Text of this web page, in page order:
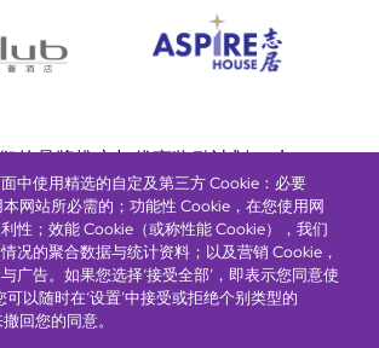
的品牌推广与优惠奖励计划e-shop
管理层简介
先一步，掌握最新资讯！
中使用精选的自定及第三方 Cookie：必要
网站所必需的；功能性 Cookie，在您使用网
性；效能 Cookie（或称性能 Cookie），我们
况的聚合数据与统计资料；以及营销 Cookie，
广告。如果您选择‘接受全部’，即表示您同意使
以随时在‘设置’中接受或拒绝个别类型的
回您的同意。